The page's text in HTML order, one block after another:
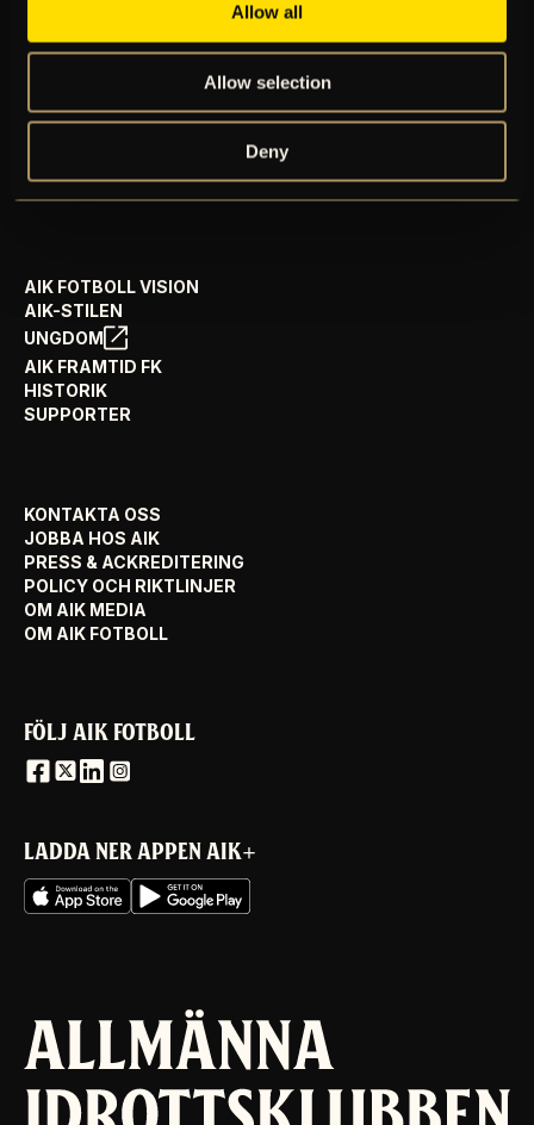
Allow all
Allow selection
Deny
GÅ PÅ MATCH
PRENUMERERA PÅ NYHETSBREV
AIK+
ENGLISH INFO
AIK FOTBOLL VISION
AIK-STILEN
UNGDOM
AIK FRAMTID FK
HISTORIK
SUPPORTER
KONTAKTA OSS
JOBBA HOS AIK
PRESS & ACKREDITERING
POLICY OCH RIKTLINJER
OM AIK MEDIA
OM AIK FOTBOLL
FÖLJ AIK FOTBOLL
LADDA NER APPEN AIK+